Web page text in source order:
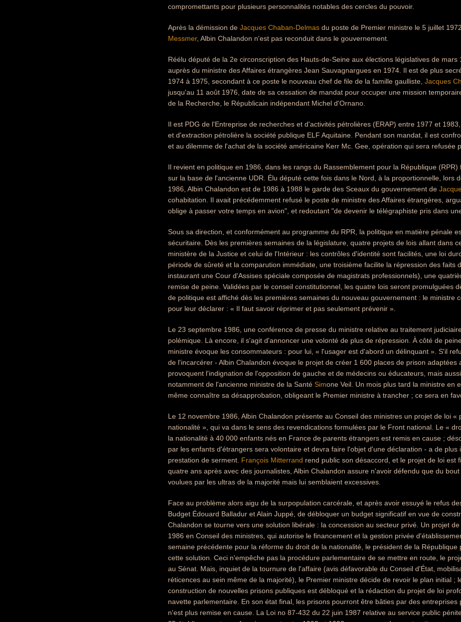
compromettants pour plusieurs personnalités notables des cercles du pouvoir.
Après la démission de Jacques Chaban-Delmas du poste de Premier ministre le 5 juillet
Messmer, Albin Chalandon n'est pas reconduit dans le gouvernement.
Réélu député de la 2e circonscription des Hauts-de-Seine aux élections législatives de
auprès du ministre des Affaires étrangères Jean Sauvagnargues en 1974. Il est de plus
1974 à 1975, secondant à ce poste le nouveau chef de file de la famille gaulliste, Jacques
jusqu'au 11 août 1976, date de sa cessation de mandat pour occuper une mission
de la Recherche, le Républicain indépendant Michel d'Ornano.
Il est PDG de l'Entreprise de recherches et d'activités pétrolières (ERAP) entre 1977 et
et d'extraction pétrolière la société publique ELF Aquitaine. Pendant son mandat, il est
et au dilemme de l'achat de la société américaine Kerr Mc. Gee, opération qui sera refusée
Il revient en politique en 1986, dans les rangs du Rassemblement pour la République
sur la base de l'ancienne UDR. Élu député cette fois dans le Nord, à la proportionnelle, lors
1986, Albin Chalandon est de 1986 à 1988 le garde des Sceaux du gouvernement de
cohabitation. Il avait précédemment refusé le poste de ministre des Affaires étrangères,
oblige à passer votre temps en avion", et redoutant "de devenir le télégraphiste pris dans
Sous sa direction, et conformément au programme du RPR, la politique en matière pénale
sécuritaire. Dès les premières semaines de la législature, quatre projets de lois allant dans
ministère de la Justice et celui de l'Intérieur : les contrôles d'identité sont facilités, une loi
période de sûreté et la comparution immédiate, une troisième facilite la répression des faits
instaurant une Cour d'Assises spéciale composée de magistrats professionnels), une
remise de peine. Validées par le conseil constitutionnel, les quatre lois seront promulguées
de politique est affiché dès les premières semaines du nouveau gouvernement : le ministre
pour leur déclarer : « Il faut savoir réprimer et pas seulement prévenir ».
Le 23 septembre 1986, une conférence de presse du ministre relative au traitement
polémique. Là encore, il s'agit d'annoncer une volonté de plus de répression. À côté de
ministre évoque les consommateurs : pour lui, « l'usager est d'abord un délinquant ». S'il
de l'incarcérer - Albin Chalandon évoque le projet de créer 1 600 places de prison adaptées
provoquent l'indignation de l'opposition de gauche et de médecins ou éducateurs, mais
notamment de l'ancienne ministre de la Santé Simone Veil. Un mois plus tard la ministre en
même connaître sa désapprobation, obligeant le Premier ministre à trancher ; ce sera en
Le 12 novembre 1986, Albin Chalandon présente au Conseil des ministres un projet de loi «
nationalité », qui va dans le sens des revendications formulées par le Front national. Le «
la nationalité à 40 000 enfants nés en France de parents étrangers est remis en cause ;
par les enfants d'étrangers sera volontaire et devra faire l'objet d'une déclaration - a de plus
prestation de serment. François Mitterrand rend public son désaccord, et le projet de loi est
quatre ans après avec des journalistes, Albin Chalandon assure n'avoir défendu que du
voulues par les ultras de la majorité mais lui semblaient excessives.
Face au problème alors aigu de la surpopulation carcérale, et après avoir essuyé le refus
Budget Édouard Balladur et Alain Juppé, de débloquer un budget significatif en vue de
Chalandon se tourne vers une solution libérale : la concession au secteur privé. Un projet
1986 en Conseil des ministres, qui autorise le financement et la gestion privée
semaine précédente pour la réforme du droit de la nationalité, le président de la
cette solution. Ceci n'empêche pas la procédure parlementaire de se mettre en route, le
au Sénat. Mais, inquiet de la tournure de l'affaire (avis défavorable du Conseil d'État,
réticences au sein même de la majorité), le Premier ministre décide de revoir le plan initial ;
construction de nouvelles prisons publiques est débloqué et la rédaction du projet de loi
navette parlementaire. En son état final, les prisons pourront être bâties par des
n'est plus remise en cause. La Loi no 87-432 du 22 juin 1987 relative au service public